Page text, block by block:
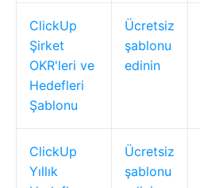
ClickUp
Şirket
OKR'leri ve
Hedefleri
Şablonu
Ücretsiz
şablonu
edinin
ClickUp
Yıllık
Ücretsiz
şablonu